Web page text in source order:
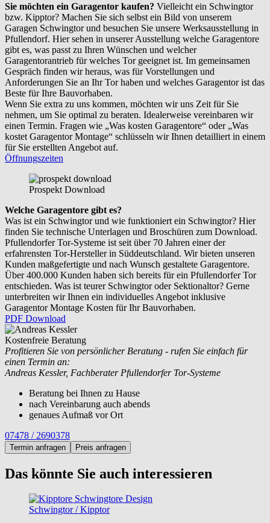
Sie möchten ein Garagentor kaufen? Vielleicht ein Schwingtor
bzw. Kipptor? Machen Sie sich selbst ein Bild von unserem
Garagen Schwingtor und besuchen Sie unsere Werksausstellung in
Pfullendorf. Hier sehen in unserer Ausstellung welche Garagentore
gibt es, was passt zu Ihren Wünschen und welcher
Garagentorantrieb für welches Tor geeignet ist. Im gemeinsamen
Gespräch finden wir heraus, was für Vorstellungen und
Anforderungen Sie an Ihr Tor haben und welches Garagentor ist das
Beste für Ihre Bauvorhaben.
Wenn Sie extra zu uns kommen, möchten wir uns Zeit für Sie
nehmen, um Sie optimal zu beraten. Idealerweise vereinbaren wir
einen Termin. Fragen wie „Was kosten Garagentore“ oder „Was
kostet Garagentor Montage“ schlüsseln wir Ihnen detailliert in einem
für Sie erstellten Angebot auf.
Öffnungszeiten
Prospekt Download
Welche Garagentore gibt es?
Was ist ein Schwingtor und wie funktioniert ein Schwingtor? Hier
finden Sie technische Unterlagen und Broschüren zum Download.
Pfullendorfer Tor-Systeme ist seit über 70 Jahren einer der
erfahrensten Tor-Hersteller in Süddeutschland. Wir bieten unseren
Kunden maßgefertigte und nach Wunsch gestaltete Garagentore.
Über 400.000 Kunden haben sich bereits für ein Pfullendorfer Tor
entschieden. Was ist teurer Schwingtor oder Sektionaltor? Gerne
unterbreiten wir Ihnen ein individuelles Angebot inklusive
Garagentor Montage Kosten für Ihr Bauvorhaben.
PDF Download
Kostenfreie Beratung
Profitieren Sie von persönlicher Beratung - rufen Sie einfach für
einen Termin an:
Andreas Kessler, Fachberater Pfullendorfer Tor-Systeme
Beratung bei Ihnen zu Hause
nach Vereinbarung auch abends
genaues Aufmaß vor Ort
07478 / 2690378
Termin anfragen Preis anfragen
Das könnte Sie auch interessieren
Schwingtor / Kipptor